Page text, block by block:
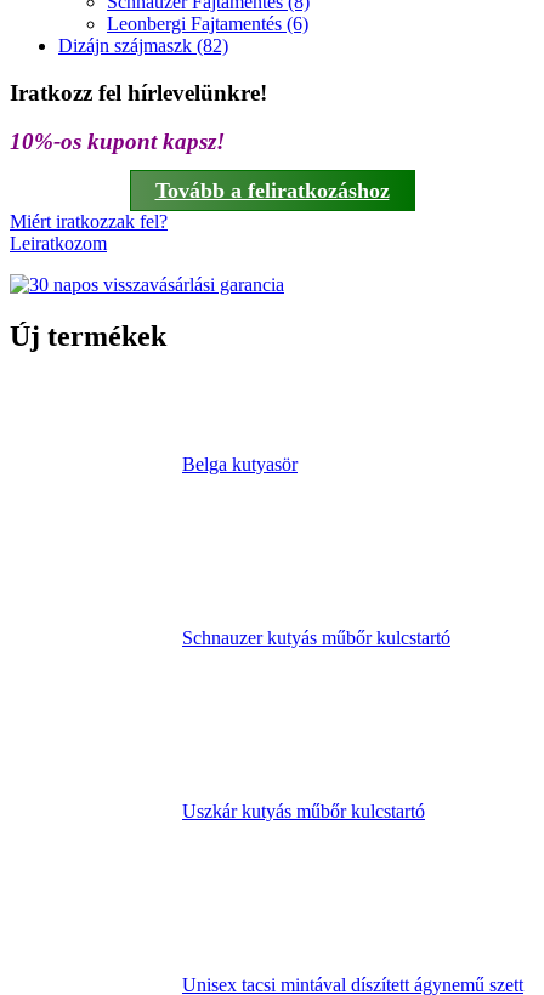
Leonbergi Fajtamentés (6)
Dizájn szájmaszk (82)
Iratkozz fel hírlevelünkre!
10%-os kupont kapsz!
Tovább a feliratkozáshoz
Miért iratkozzak fel?
Leiratkozom
Új termékek
Belga kutyasör
Schnauzer kutyás műbőr kulcstartó
Uszkár kutyás műbőr kulcstartó
Unisex tacsi mintával díszített ágynemű szett